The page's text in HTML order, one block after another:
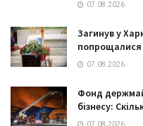
07.08.2026
Загинув у
попрощалися
07.08.2026
Фонд
бізнесу:
07.08.2026